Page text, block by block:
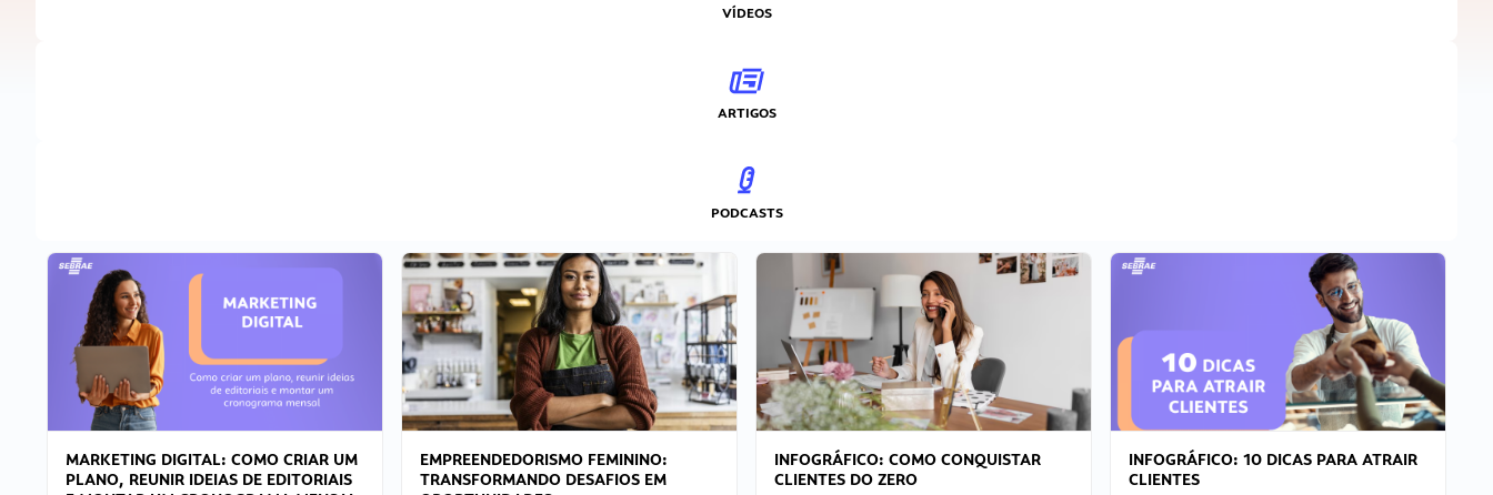
VÍDEOS
ARTIGOS
PODCASTS
MARKETING DIGITAL: COMO CRIAR UM
PLANO, REUNIR IDEIAS DE EDITORIAIS
EMPREENDEDORISMO FEMININO:
TRANSFORMANDO DESAFIOS EM
INFOGRÁFICO: COMO CONQUISTAR
CLIENTES DO ZERO
INFOGRÁFICO: 10 DICAS PARA ATRAIR
CLIENTES